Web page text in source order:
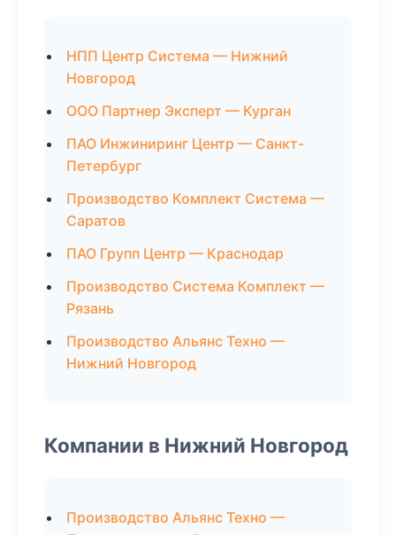
НПП Центр Система — Нижний
Новгород
ООО Партнер Эксперт — Курган
ПАО Инжиниринг Центр — Санкт-
Петербург
Производство Комплект Система —
Саратов
ПАО Групп Центр — Краснодар
Производство Система Комплект —
Рязань
Производство Альянс Техно —
Нижний Новгород
Компании в Нижний Новгород
Производство Альянс Техно —